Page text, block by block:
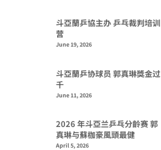
斗亞蘭乒協主办 乒乓裁判培训
营
June 19, 2026
斗亞蘭乒协球员 郭真琳獎金过
千
June 11, 2026
2026 年斗亞兰乒乓分齡赛 郭
真琳与蘇枷豪風頭最健
April 5, 2026